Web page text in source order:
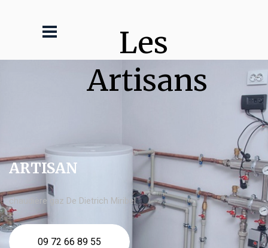
Les
Artisans
ARTISAN
chaudière gaz De Dietrich Miribel
09 72 66 89 55